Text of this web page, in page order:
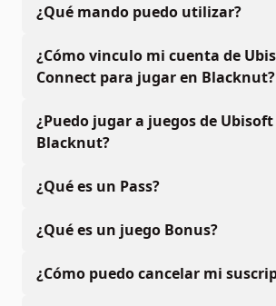
¿Qué mando puedo utilizar?
¿Cómo vinculo mi cuenta de
Connect para jugar en Blacknut?
¿Puedo jugar a juegos de
Blacknut?
¿Qué es un Pass?
¿Qué es un juego Bonus?
¿Cómo puedo cancelar mi